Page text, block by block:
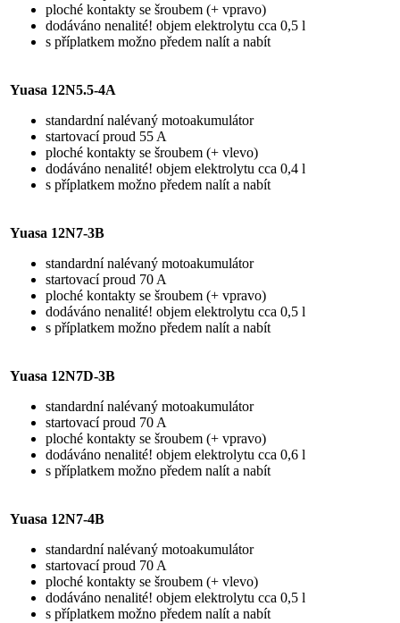
ploché kontakty se šroubem (+ vpravo)
dodáváno nenalité! objem elektrolytu cca 0,5 l
s příplatkem možno předem nalít a nabít
Yuasa 12N5.5-4A
standardní nalévaný motoakumulátor
startovací proud 55 A
ploché kontakty se šroubem (+ vlevo)
dodáváno nenalité! objem elektrolytu cca 0,4 l
s příplatkem možno předem nalít a nabít
Yuasa 12N7-3B
standardní nalévaný motoakumulátor
startovací proud 70 A
ploché kontakty se šroubem (+ vpravo)
dodáváno nenalité! objem elektrolytu cca 0,5 l
s příplatkem možno předem nalít a nabít
Yuasa 12N7D-3B
standardní nalévaný motoakumulátor
startovací proud 70 A
ploché kontakty se šroubem (+ vpravo)
dodáváno nenalité! objem elektrolytu cca 0,6 l
s příplatkem možno předem nalít a nabít
Yuasa 12N7-4B
standardní nalévaný motoakumulátor
startovací proud 70 A
ploché kontakty se šroubem (+ vlevo)
dodáváno nenalité! objem elektrolytu cca 0,5 l
s příplatkem možno předem nalít a nabít